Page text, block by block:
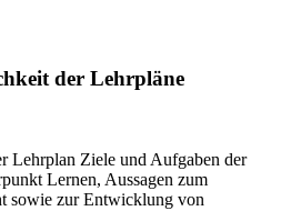
der Lehrpläne
Lehrplan Ziele und Aufgaben der
Lernen, Aussagen zum
sowie zur Entwicklung von